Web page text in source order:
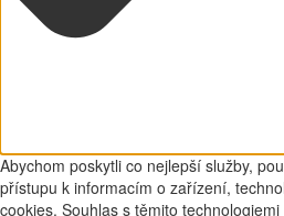
Abychom poskytli co nejlepší služby,
přístupu k informacím o zařízení,
cookies. Souhlas s těmito